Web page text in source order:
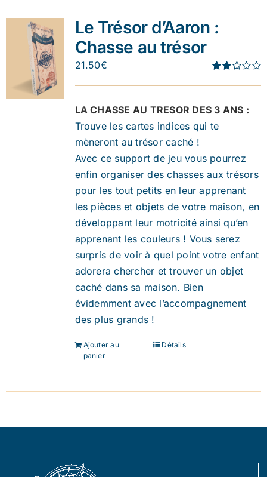
Le Trésor d’Aaron :
Chasse au trésor
1.91
21.50€
LA CHASSE AU TRESOR DES 3 ANS :
Trouve les cartes indices qui te
mèneront au trésor caché !
Avec ce support de jeu vous pourrez
enfin organiser des chasses aux trésors
pour les tout petits en leur apprenant
les pièces et objets de votre maison, en
développant leur motricité ainsi qu’en
apprenant les couleurs ! Vous serez
surpris de voir à quel point votre enfant
adorera chercher et trouver un objet
caché dans sa maison. Bien
évidemment avec l’accompagnement
des plus grands !
Ajouter au
panier
Détails